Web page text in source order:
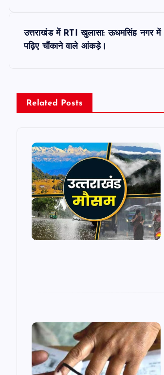
n
a
उत्तराखंड में RTI खुलासा: ऊधमसिंह नगर में
पढ़िए चौंकाने वाले आंकड़े।
Related Posts